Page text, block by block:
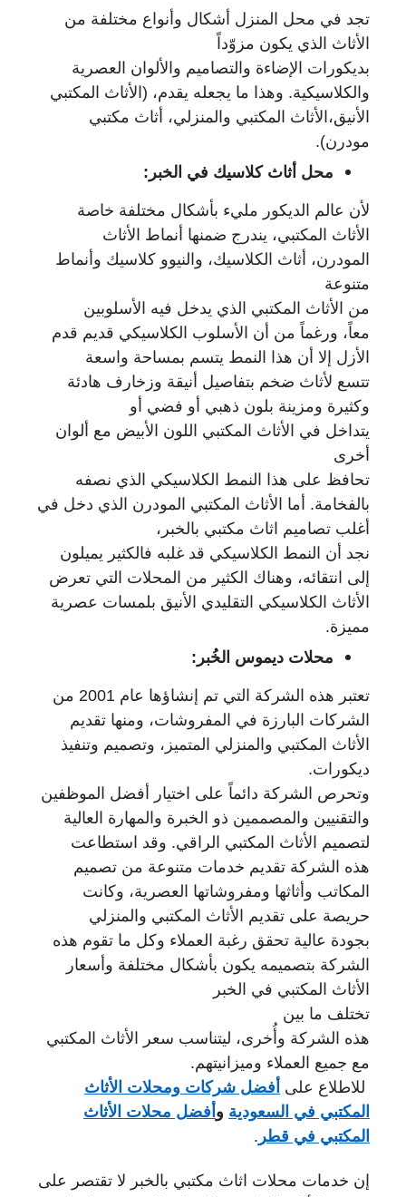
تجد في محل المنزل أشكال وأنواع مختلفة من
الأثاث الذي يكون مزوّداً
بديكورات الإضاءة والتصاميم والألوان العصرية
والكلاسيكية. وهذا ما يجعله يقدم، (الأثاث المكتبي
الأنيق، الأثاث المكتبي والمنزلي، أثاث مكتبي
مودرن).
محل أثاث كلاسيك في الخبر:
لأن عالم الديكور مليء بأشكال مختلفة خاصة
الأثاث المكتبي، يندرج ضمنها أنماط الأثاث
المودرن، أثاث الكلاسيك، والنيوو كلاسيك وأنماط
متنوعة
من الأثاث المكتبي الذي يدخل فيه الأسلوبين
معاً، ورغماً من أن الأسلوب الكلاسيكي قديم قدم
الأزل إلا أن هذا النمط يتسم بمساحة واسعة
تتسع لأثاث ضخم بتفاصيل أنيقة وزخارف هادئة
وكثيرة ومزينة بلون ذهبي أو فضي أو
يتداخل في الأثاث المكتبي اللون الأبيض مع ألوان
أخرى
تحافظ على هذا النمط الكلاسيكي الذي نصفه
بالفخامة. أما الأثاث المكتبي المودرن الذي دخل في
أغلب تصاميم اثاث مكتبي بالخبر،
نجد أن النمط الكلاسيكي قد غلبه فالكثير يميلون
إلى انتقائه، وهناك الكثير من المحلات التي تعرض
الأثاث الكلاسيكي التقليدي الأنيق بلمسات عصرية
مميزة.
محلات ديموس الخُبر:
تعتبر هذه الشركة التي تم إنشاؤها عام 2001 من
الشركات البارزة في المفروشات، ومنها تقديم
الأثاث المكتبي والمنزلي المتميز، وتصميم وتنفيذ
ديكورات.
وتحرص الشركة دائماً على اختيار أفضل الموظفين
والتقنيين والمصممين ذو الخبرة والمهارة العالية
لتصميم الأثاث المكتبي الراقي. وقد استطاعت
هذه الشركة تقديم خدمات متنوعة من تصميم
المكاتب وأثاثها ومفروشاتها العصرية، وكانت
حريصة على تقديم الأثاث المكتبي والمنزلي
بجودة عالية تحقق رغبة العملاء وكل ما تقوم هذه
الشركة بتصميمه يكون بأشكال مختلفة وأسعار
الأثاث المكتبي في الخبر
تختلف ما بين
هذه الشركة وأُخرى، ليتناسب سعر الأثاث المكتبي
مع جميع العملاء وميزانيتهم.
للاطلاع على أفضل شركات ومحلات الأثاث
المكتبي في السعودية و أفضل محلات الأثاث
المكتبي في قطر .
إن خدمات محلات اثاث مكتبي بالخبر لا تقتصر على